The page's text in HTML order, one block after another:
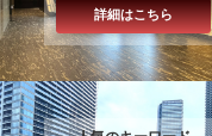
詳細はこちら